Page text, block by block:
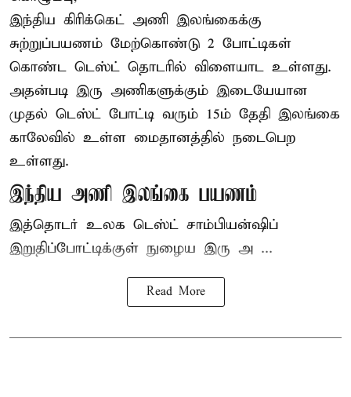
இந்திய கிரிக்கெட் அணி இலங்கைக்கு
சுற்றுப்பயணம் மேற்கொண்டு 2 போட்டிகள்
கொண்ட டெஸ்ட் தொடரில் விளையாட உள்ளது.
அதன்படி இரு அணிகளுக்கும் இடையேயான
முதல் டெஸ்ட் போட்டி வரும் 15ம் தேதி இலங்கை
காலேவில் உள்ள மைதானத்தில் நடைபெற
உள்ளது.
இந்திய அணி இலங்கை பயணம்
இத்தொடர் உலக டெஸ்ட் சாம்பியன்ஷிப்
இறுதிப்போட்டிக்குள் நுழைய இரு அ ...
Read More